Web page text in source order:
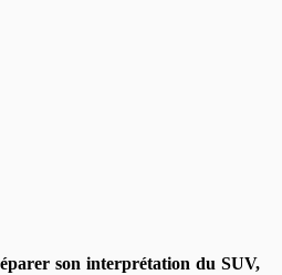
son interprétation du SUV,